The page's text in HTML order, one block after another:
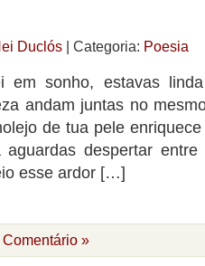
Duclós | Categoria: Poesia
em sonho, estavas
andam juntas no
de tua pele
aguardas despertar
esse ardor […]
Comentário »